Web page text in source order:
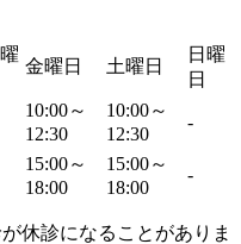
金曜日 土曜日
日曜
日
10:00～
12:30
10:00～
12:30
-
15:00～
18:00
15:00～
18:00
-
休診になることがありま